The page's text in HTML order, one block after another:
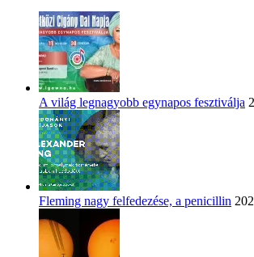
A világ legnagyobb egynapos fesztiválja
Fleming nagy felfedezése, a penicillin